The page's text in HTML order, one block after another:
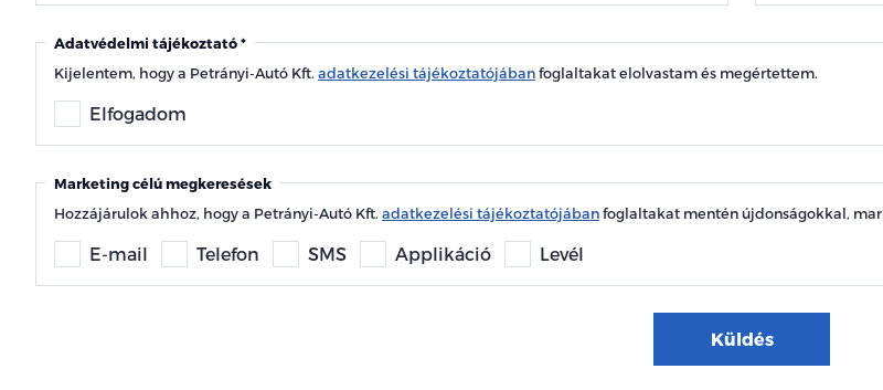
Adatvédelmi tájékoztató
Kijelentem, hogy a Petrányi-Autó Kft. adatkezelési tájékoztatójában foglaltakat elolvastam és megértettem.
Elfogadom
Marketing célú megkeresések
Hozzájárulok ahhoz, hogy a Petrányi-Autó Kft. adatkezelési tájékoztatójában foglaltakat mentén újdonságokkal,
E-mail Telefon SMS Applikáció Levél
Küldés